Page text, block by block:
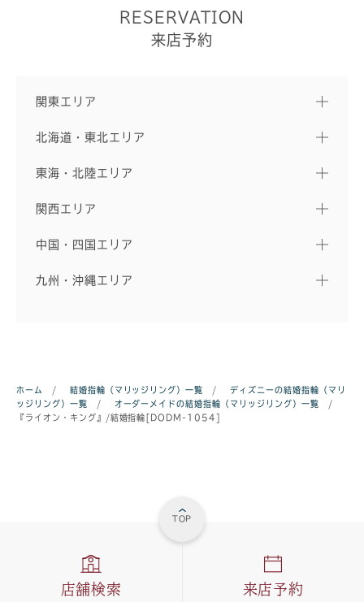
RESERVATION
来店予約
関東エリア
北海道・東北エリア
東海・北陸エリア
関西エリア
中国・四国エリア
九州・沖縄エリア
ホーム / 結婚指輪（マリッジリング）一覧 /
ディズニーの結婚指輪（マリ
ッジリング）一覧
/ オーダーメイドの結婚指輪（マリッジリング）一覧
/
『ライオン・キング』/結婚指輪[DODM-1054]
TOP
店舗検索 来店予約